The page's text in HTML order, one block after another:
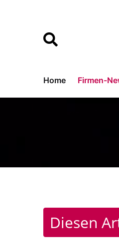
Home Firmen-
Diesen